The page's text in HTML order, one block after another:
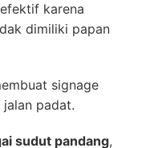
karena
dimiliki papan
signage
padat.
sudut pandang,